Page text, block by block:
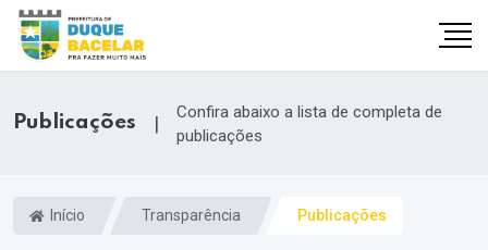
Publicações |
Confira abaixo a lista de completa de
publicações
Início Transparência Publicações